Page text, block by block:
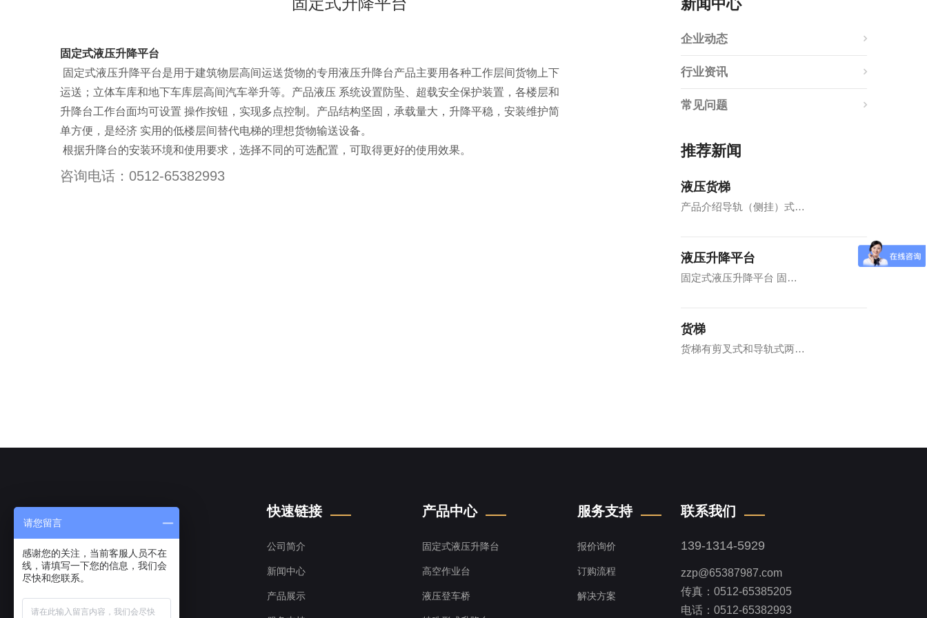
固定式液压升降平台
固定式液压升降平台是用于建筑物层高间运送货物的专用液压升降台产品主要用各种工作层间货物上下
运送；立体车库和地下车库层高间汽车举升等。产品液压 系统设置防坠、超载安全保护装置，各楼层和
升降台工作台面均可设置 操作按钮，实现多点控制。产品结构坚固，承载量大，升降平稳，安装维护简
单方便，是经济 实用的低楼层间替代电梯的理想货物输送设备。
根据升降台的安装环境和使用要求，选择不同的可选配置，可取得更好的使用效果。
咨询电话：0512-65382993
新闻中心
企业动态
行业资讯
常见问题
推荐新闻
液压货梯
产品介绍导轨（侧挂）式…
液压升降平台
固定式液压升降平台 固…
货梯
货梯有剪叉式和导轨式两…
快速链接
公司简介
新闻中心
产品展示
产品中心
固定式液压升降台
高空作业台
液压登车桥
服务支持
报价询价
订购流程
解决方案
联系我们
139-1314-5929
zzp@65387987.com
传真：0512-65385205
电话：0512-65382993
请您留言
感谢您的关注，当前客服人员不在
线，请填写一下您的信息，我们会
尽快和您联系。